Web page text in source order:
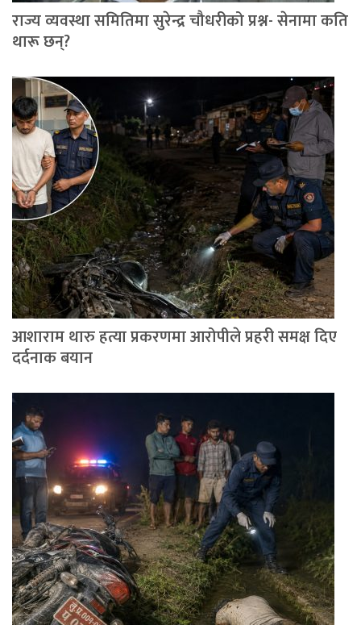
राज्य व्यवस्था समितिमा सुरेन्द्र चौधरीको प्रश्न- सेनामा कति
थारू छन्?
आशाराम थारु हत्या प्रकरणमा आरोपीले प्रहरी समक्ष दिए
दर्दनाक बयान